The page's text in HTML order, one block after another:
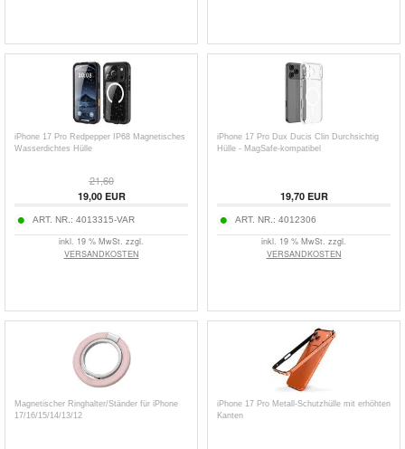
iPhone 17 Pro Redpepper IP68 Magnetisches
Wasserdichtes Hülle
21,60
19,00EUR
ART. NR.: 4013315-VAR
inkl. 19 % MwSt. zzgl.
VERSANDKOSTEN
iPhone 17 Pro Dux Ducis Clin Durchsichtig
Hülle - MagSafe-kompatibel
19,70EUR
ART. NR.: 4012306
inkl. 19 % MwSt. zzgl.
VERSANDKOSTEN
Magnetischer Ringhalter/Ständer für iPhone
17/16/15/14/13/12
iPhone 17 Pro Metall-Schutzhülle mit erhöhten
Kanten